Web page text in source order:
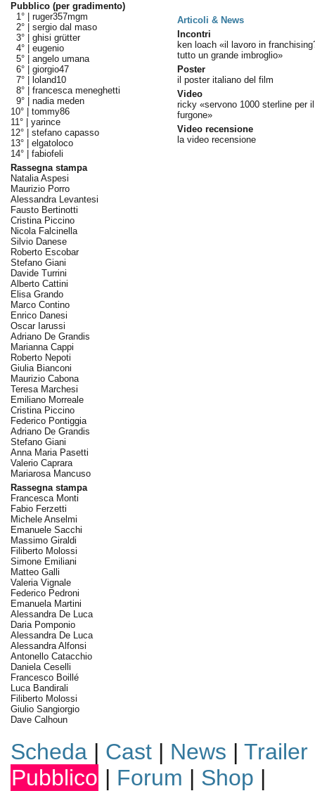
Pubblico (per gradimento)
1° | ruger357mgm
2° | sergio dal maso
3° | ghisi grütter
4° | eugenio
5° | angelo umana
6° | giorgio47
7° |
loland10
8° | francesca meneghetti
9° | nadia meden
10° | tommy86
11° | yarince
12° | stefano capasso
13° | elgatoloco
14° | fabiofeli
Rassegna stampa
Natalia Aspesi
Maurizio Porro
Alessandra Levantesi
Fausto Bertinotti
Cristina Piccino
Nicola Falcinella
Silvio Danese
Roberto Escobar
Stefano Giani
Davide Turrini
Alberto Cattini
Elisa Grando
Marco Contino
Enrico Danesi
Oscar Iarussi
Adriano De Grandis
Marianna Cappi
Roberto Nepoti
Giulia Bianconi
Maurizio Cabona
Teresa Marchesi
Emiliano Morreale
Cristina Piccino
Federico Pontiggia
Adriano De Grandis
Stefano Giani
Anna Maria Pasetti
Valerio Caprara
Mariarosa Mancuso
Rassegna stampa
Francesca Monti
Fabio Ferzetti
Michele Anselmi
Emanuele Sacchi
Massimo Giraldi
Filiberto Molossi
Simone Emiliani
Matteo Galli
Valeria Vignale
Federico Pedroni
Emanuela Martini
Alessandra De Luca
Daria Pomponio
Alessandra De Luca
Alessandra Alfonsi
Antonello Catacchio
Daniela Ceselli
Francesco Boillé
Luca Bandirali
Filiberto Molossi
Giulio Sangiorgio
Dave Calhoun
Articoli & News
Incontri
ken loach «il lavoro in
tutto un grande imbroglio»
Poster
il poster italiano del film
Video
ricky «servono 1000 sterline per il
furgone»
Video recensione
la video recensione
Scheda| Cast| News | Trailer
Pubblico | Forum | Shop |